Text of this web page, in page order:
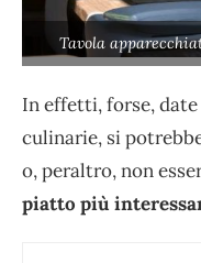
Tavola
In effetti, forse,
culinarie, si
o, peraltro, non
piatto più